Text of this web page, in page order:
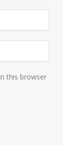
this browser